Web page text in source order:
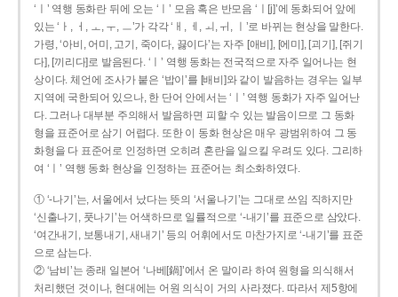
‘ㅣ’ 역행 동화란 뒤에 오는 ‘ㅣ’ 모음 혹은 반모음 ‘ㅣ[j]’에 동화되어 앞에
있는 ‘ㅏ, ㅓ, ㅗ, ㅜ, ㅡ’가 각각 ‘ㅐ, ㅔ, ㅚ, ㅟ, ㅣ’로 바뀌는 현상을 말한다.
가령, ‘아비, 어미, 고기, 죽이다, 끓이다’는 자주 [애비], [에미], [괴기], [쥐기
다], [끼리다]로 발음된다. ‘ㅣ’ 역행 동화는 전국적으로 자주 일어나는 현
상이다. 체언에 조사가 붙은 ‘밥이’를 [배비]와 같이 발음하는 경우는 일부
지역에 국한되어 있으나, 한 단어 안에서는 ‘ㅣ’ 역행 동화가 자주 일어난
다. 그러나 대부분 주의해서 발음하면 피할 수 있는 발음이므로 그 동화
형을 표준어로 삼기 어렵다. 또한 이 동화 현상은 매우 광범위하여 그 동
화형을 다 표준어로 인정하면 오히려 혼란을 일으킬 우려도 있다. 그리하
여 ‘ㅣ’ 역행 동화 현상을 인정하는 표준어는 최소화하였다.
① ‘-나기’는, 서울에서 났다는 뜻의 ‘서울나기’는 그대로 쓰임 직하지만
‘신출나기, 풋나기’는 어색하므로 일률적으로 ‘-내기’를 표준으로 삼았다.
‘여간내기, 보통내기, 새내기’ 등의 어휘에서도 마찬가지로 ‘-내기’를 표준
으로 삼는다.
② ‘남비’는 종래 일본어 ‘나베[鍋]’에서 온 말이라 하여 원형을 의식해서
처리했던 것이나, 현대에는 어원 의식이 거의 사라졌다. 따라서 제5항에